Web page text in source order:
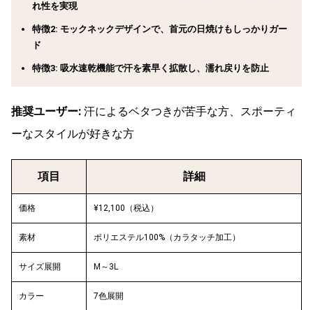
れ性を実現
特徴2: モックネックデザインで、首元の日焼けもしっかりガー
ド
特徴3: 吸水速乾機能で汗を素早く拡散し、濡れ戻りを防止
推奨ユーザー: 汗によるベタつきが苦手な方、スポーティ
ーなスタイルが好きな方
項目 詳細
価格 ¥12,100（税込）
素材 ポリエステル100%（カラタッチ加工）
サイズ展開 M～3L
カラー 7色展開